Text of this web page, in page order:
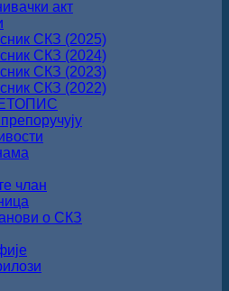
акт
СКЗ (2025)
СКЗ (2024)
СКЗ (2023)
СКЗ (2022)
члан
о СКЗ